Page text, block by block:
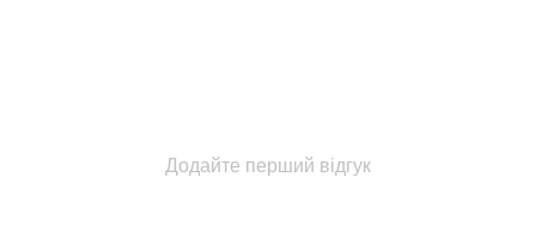
Додайте перший відгук